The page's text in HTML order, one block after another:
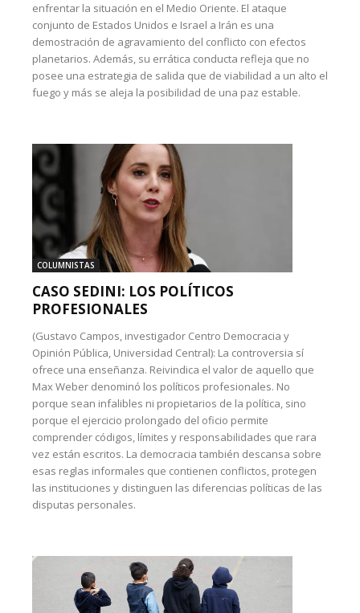
enfrentar la situación en el Medio Oriente. El ataque
conjunto de Estados Unidos e Israel a Irán es una
demostración de agravamiento del conflicto con efectos
planetarios. Además, su errática conducta refleja que no
posee una estrategia de salida que de viabilidad a un alto el
fuego y más se aleja la posibilidad de una paz estable.
COLUMNISTAS
CASO SEDINI: LOS POLÍTICOS
PROFESIONALES
(Gustavo Campos, investigador Centro Democracia y
Opinión Pública, Universidad Central): La controversia sí
ofrece una enseñanza. Reivindica el valor de aquello que
Max Weber denominó los políticos profesionales. No
porque sean infalibles ni propietarios de la política, sino
porque el ejercicio prolongado del oficio permite
comprender códigos, límites y responsabilidades que rara
vez están escritos. La democracia también descansa sobre
esas reglas informales que contienen conflictos, protegen
las instituciones y distinguen las diferencias políticas de las
disputas personales.